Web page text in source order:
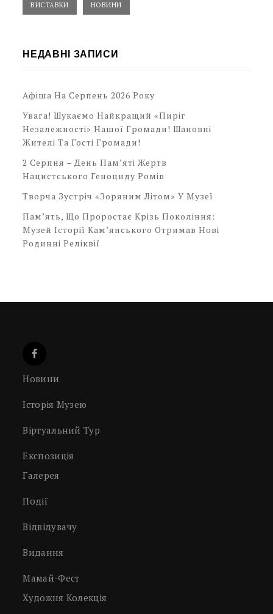
ВИСТАВКИ НОВИНИ
НЕДАВНІ ЗАПИСИ
Афіша На Серпень 2026 Року
Увага! Шукаємо Найкращий «Пиріг
Незалежності» Нашої Громади! Шановні
Жителі Та Гості Громади!
2 Серпня – День Пам’яті Жертв
Нацистського Геноциду Ромів
Творча Зустріч «Зоряним Літом» У Музеї
Пам’ять, Що Проростає Крізь Покоління:
Музей Історії Кам’янського Отримав Нові
Родинні Реліквії
Новини
Історія Музею
Віртуальний Тур
Експозиція
Галерея
Події
Відвідувачу
Видання
Мамай-Фест
Художня Колекція